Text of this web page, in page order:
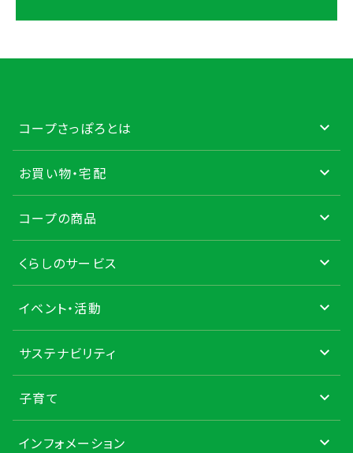
コープさっぽろとは
お買い物・宅配
コープの商品
くらしのサービス
イベント・活動
サステナビリティ
子育て
インフォメーション